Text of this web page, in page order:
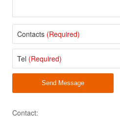
Contacts (Required)
Tel (Required)
Send Message
Contact: